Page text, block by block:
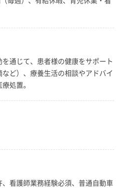
通じて、患者様の健康をサポート
など）、療養生活の相談やアドバイ
処置。
看護師業務経験必須、普通自動車